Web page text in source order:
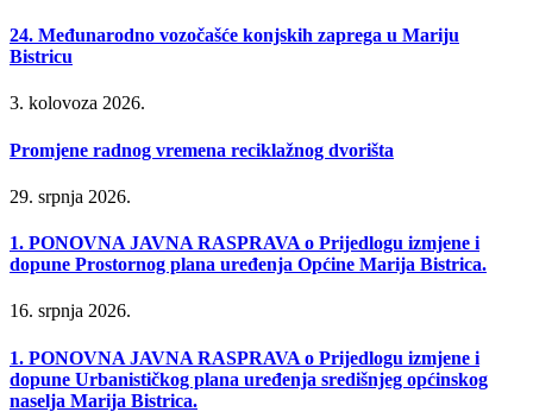
24. Međunarodno vozočašće konjskih zaprega u Mariju
Bistricu
3. kolovoza 2026.
Promjene radnog vremena reciklažnog dvorišta
29. srpnja 2026.
1. PONOVNA JAVNA RASPRAVA o Prijedlogu izmjene i
dopune Prostornog plana uređenja Općine Marija Bistrica.
16. srpnja 2026.
1. PONOVNA JAVNA RASPRAVA o Prijedlogu izmjene i
dopune Urbanističkog plana uređenja središnjeg općinskog
naselja Marija Bistrica.